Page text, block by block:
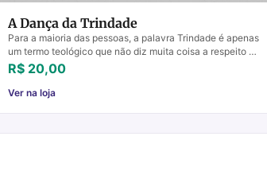
A Dança da Trindade
Para a maioria das pessoas, a palavra Trindade é apenas
um termo teológico que não diz muita coisa a respeito do
cotidiano de sua fé. O termo nem se encontra...
R$ 20,00
Ver na loja